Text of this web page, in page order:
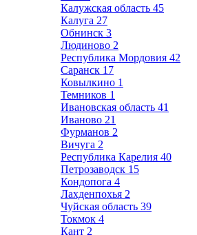
Калужская область 45
Калуга 27
Обнинск 3
Людиново 2
Республика Мордовия 42
Саранск 17
Ковылкино 1
Темников 1
Ивановская область 41
Иваново 21
Фурманов 2
Вичуга 2
Республика Карелия 40
Петрозаводск 15
Кондопога 4
Лахденпохья 2
Чуйская область 39
Токмок 4
Кант 2